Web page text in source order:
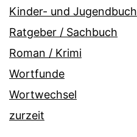
Kinder- und Jugendbuch
Ratgeber / Sachbuch
Roman / Krimi
Wortfunde
Wortwechsel
zurzeit